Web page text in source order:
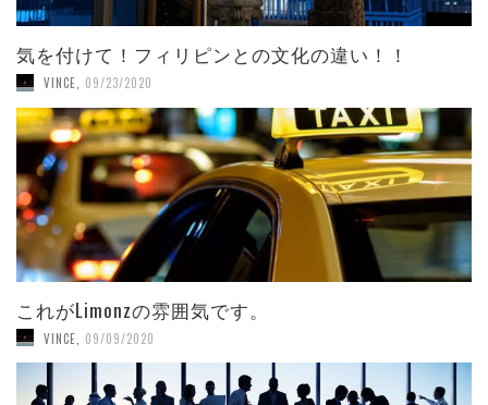
気を付けて！フィリピンとの文化の違い！！
VINCE 09/23/2020
これがLimonzの雰囲気です。
VINCE 09/09/2020